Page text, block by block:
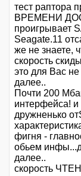
тест раптора
ВРЕМЕНИ
проигрывает
Seagate.11
же не знаете,
скорость
это для Вас
далее..
Почти 200
интерфейса! и
дружненько
фигня -
обьем
далее..
скорость